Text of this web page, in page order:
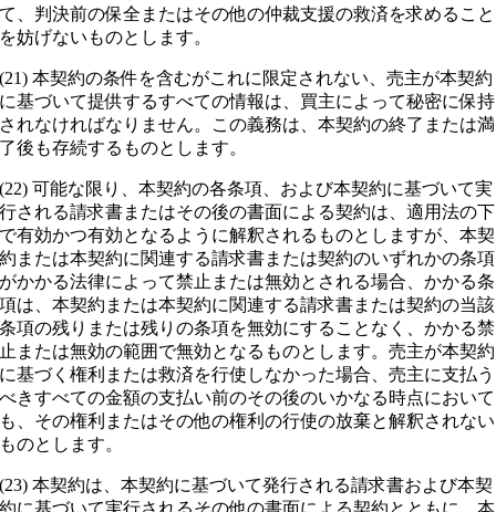
て、判決前の保全またはその他の仲裁支援の救済を求めること
を妨げないものとします。
(21) 本契約の条件を含むがこれに限定されない、売主が本契約
に基づいて提供するすべての情報は、買主によって秘密に保持
されなければなりません。この義務は、本契約の終了または満
了後も存続するものとします。
(22) 可能な限り、本契約の各条項、および本契約に基づいて実
行される請求書またはその後の書面による契約は、適用法の下
で有効かつ有効となるように解釈されるものとしますが、本契
約または本契約に関連する請求書または契約のいずれかの条項
がかかる法律によって禁止または無効とされる場合、かかる条
項は、本契約または本契約に関連する請求書または契約の当該
条項の残りまたは残りの条項を無効にすることなく、かかる禁
止または無効の範囲で無効となるものとします。売主が本契約
に基づく権利または救済を行使しなかった場合、売主に支払う
べきすべての金額の支払い前のその後のいかなる時点において
も、その権利またはその他の権利の行使の放棄と解釈されない
ものとします。
(23) 本契約は、本契約に基づいて発行される請求書および本契
約に基づいて実行されるその他の書面による契約とともに、本